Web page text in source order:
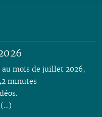
mois de juillet 2026,
minutes